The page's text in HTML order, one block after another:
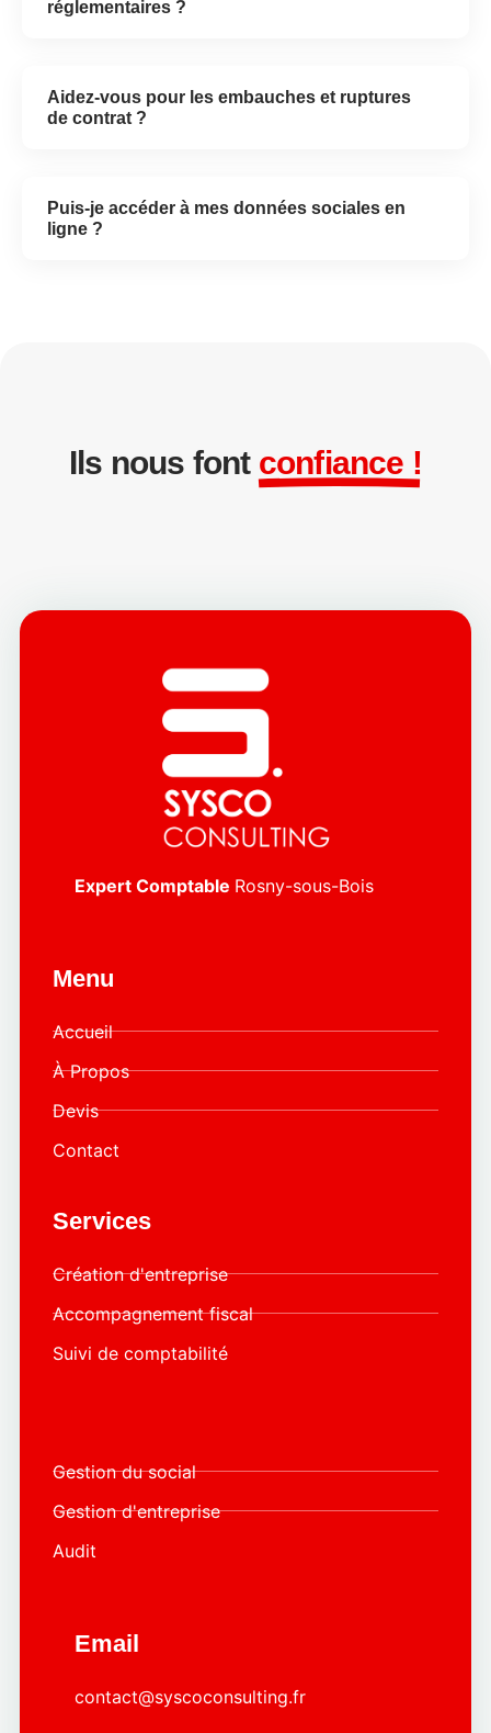
réglementaires ?
Aidez-vous pour les embauches et ruptures
de contrat ?
Puis-je accéder à mes données sociales en
ligne ?
Ils nous font confiance !
Expert Comptable Rosny-sous-Bois
Menu
Accueil
À Propos
Devis
Contact
Services
Création d'entreprise
Accompagnement fiscal
Suivi de comptabilité
Gestion du social
Gestion d'entreprise
Audit
Email
contact@syscoconsulting.fr